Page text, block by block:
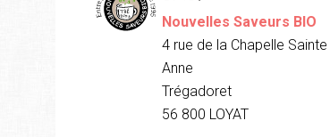
Nouvelles Saveurs BIO
4 rue de la Chapelle Sainte
Anne
Trégadoret
56 800 LOYAT